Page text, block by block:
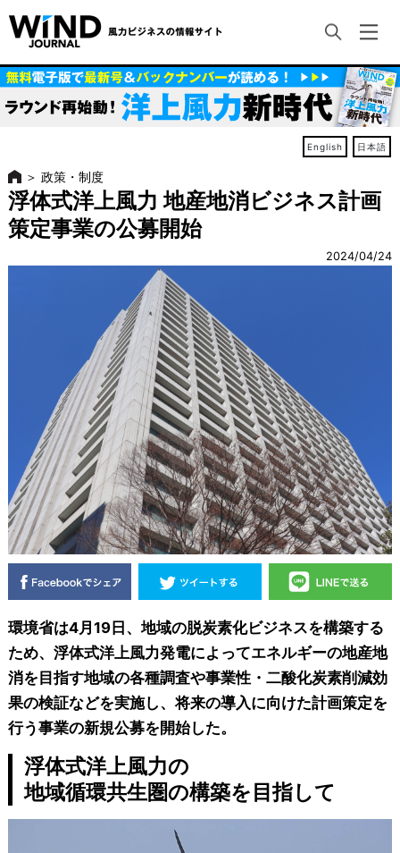
English 日本語
＞ 政策・制度
浮体式洋上風力 地産地消ビジネス計画
策定事業の公募開始
2024/04/24
環境省は4月19日、地域の脱炭素化ビジネスを構築する
ため、浮体式洋上風力発電によってエネルギーの地産地
消を目指す地域の各種調査や事業性・二酸化炭素削減効
果の検証などを実施し、将来の導入に向けた計画策定を
行う事業の新規公募を開始した。
浮体式洋上風力の
地域循環共生圏の構築を目指して